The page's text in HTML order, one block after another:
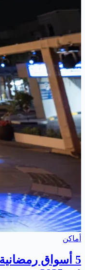
أماكن
5 أسواق